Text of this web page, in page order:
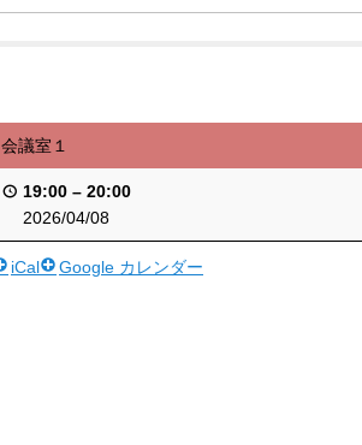
会議室１
19:00 – 20:00
2026/04/08
iCal Google カレンダー